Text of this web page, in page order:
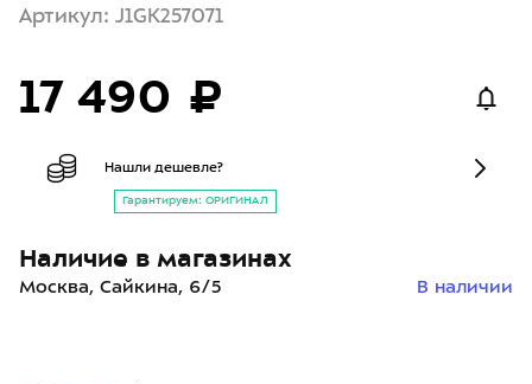
Артикул: J1GK257071
17 490 ₽
Нашли дешевле?
Гарантируем: ОРИГИНАЛ
Наличие в магазинах
Москва, Сайкина, 6/5 В наличии